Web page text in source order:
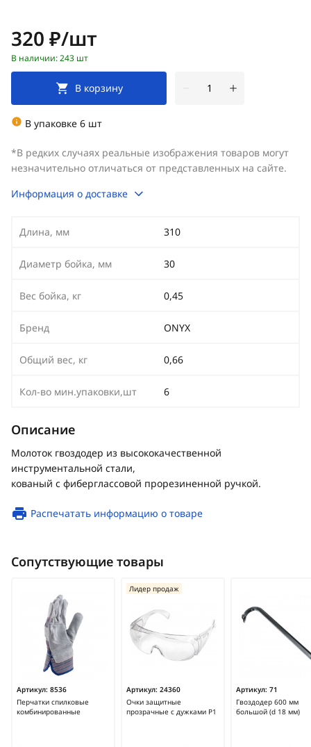
Цена:
320 ₽/шт
В наличии: 243 шт
В корзину
В упаковке 6 шт
*В редких случаях реальные изображения товаров могут
незначительно отличаться от представленных на сайте.
Информация о доставке
Длина, мм 310
Диаметр бойка, мм 30
Вес бойка, кг 0,45
Бренд ONYX
Общий вес, кг 0,66
Кол-во мин.упаковки,шт 6
Описание
Молоток гвоздодер из высококачественной
инструментальной стали,
кованый с фиберглассовой прорезиненной ручкой.
Распечатать информацию о товаре
Сопутствующие товары
Артикул: 8536
Перчатки спилковые
комбинированные
Артикул: 24360
Очки защитные
прозрачные с дужками Р1
Лидер продаж
Артикул: 71
Гвоздодер 600 мм
большой (d 18 мм)